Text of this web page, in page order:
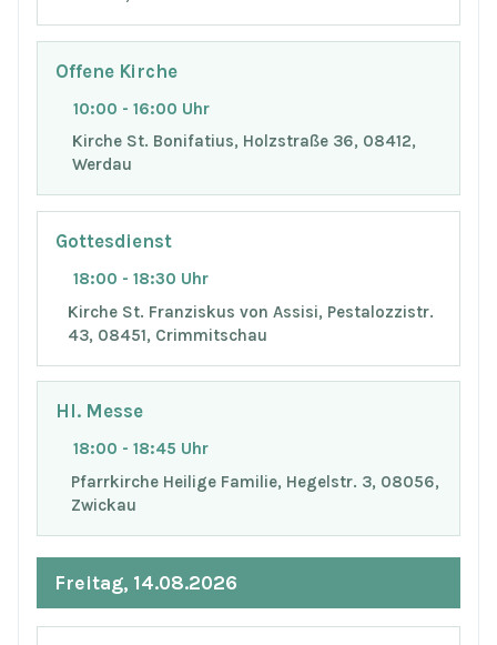
Offene Kirche
10:00 - 16:00 Uhr
Kirche St. Bonifatius, Holzstraße 36, 08412,
Werdau
Gottesdienst
18:00 - 18:30 Uhr
Kirche St. Franziskus von Assisi, Pestalozzistr.
43, 08451, Crimmitschau
Hl. Messe
18:00 - 18:45 Uhr
Pfarrkirche Heilige Familie, Hegelstr. 3, 08056,
Zwickau
Freitag, 14.08.2026